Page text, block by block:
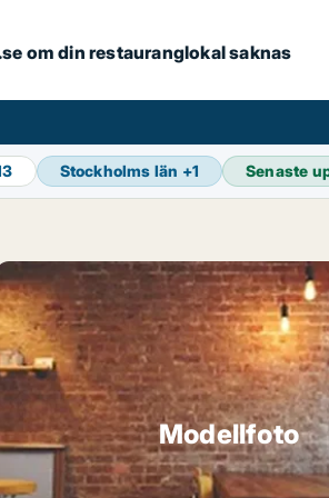
om din restauranglokal saknas
Stockholms län +1 Senaste
Modellfoto